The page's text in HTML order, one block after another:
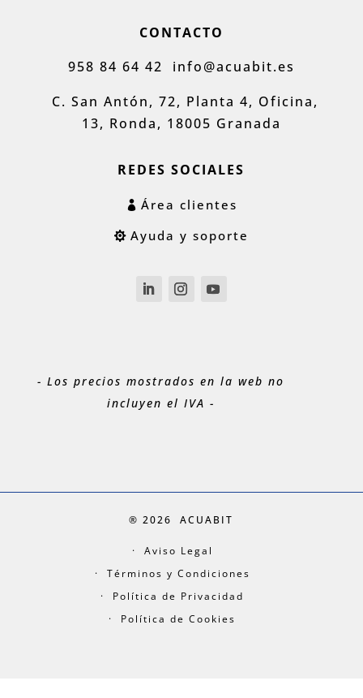
CONTACTO
958 84 64 42 info@acuabit.es
C. San Antón, 72, Planta 4, Oficina,
13, Ronda, 18005 Granada
REDES SOCIALES
Área clientes
Ayuda y soporte
- Los precios mostrados en la web no
incluyen el IVA -
® 2026ACUABIT
Aviso Legal
Términos y Condiciones
Política de Privacidad
Política de Cookies